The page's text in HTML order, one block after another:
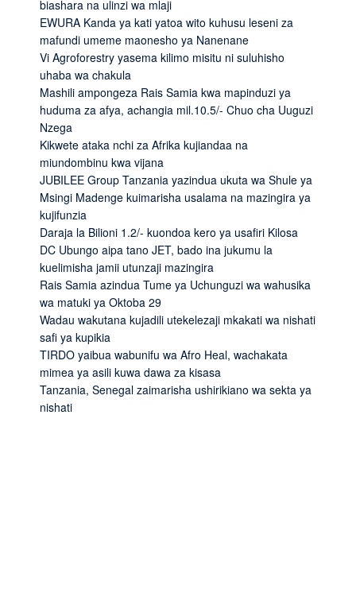
biashara na ulinzi wa mlaji
EWURA Kanda ya kati yatoa wito kuhusu leseni za
mafundi umeme maonesho ya Nanenane
Vi Agroforestry yasema kilimo misitu ni suluhisho
uhaba wa chakula
Mashili ampongeza Rais Samia kwa mapinduzi ya
huduma za afya, achangia mil.10.5/- Chuo cha Uuguzi
Nzega
Kikwete ataka nchi za Afrika kujiandaa na
miundombinu kwa vijana
JUBILEE Group Tanzania yazindua ukuta wa Shule ya
Msingi Madenge kuimarisha usalama na mazingira ya
kujifunzia
Daraja la Bilioni 1.2/- kuondoa kero ya usafiri Kilosa
DC Ubungo aipa tano JET, bado ina jukumu la
kuelimisha jamii utunzaji mazingira
Rais Samia azindua Tume ya Uchunguzi wa wahusika
wa matuki ya Oktoba 29
Wadau wakutana kujadili utekelezaji mkakati wa nishati
safi ya kupikia
TIRDO yaibua wabunifu wa Afro Heal, wachakata
mimea ya asili kuwa dawa za kisasa
Tanzania, Senegal zaimarisha ushirikiano wa sekta ya
nishati